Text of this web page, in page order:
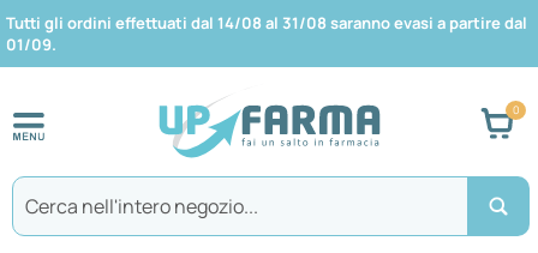
Tutti gli ordini effettuati dal 14/08 al 31/08 saranno evasi a partire dal
01/09.
COSMETICA HUB SpA